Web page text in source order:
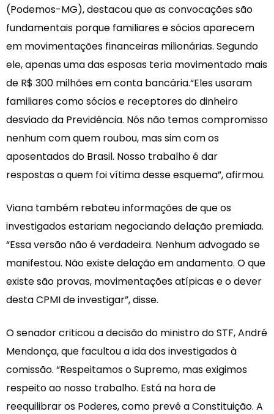
(Podemos-MG), destacou que as convocações são
fundamentais porque familiares e sócios aparecem
em movimentações financeiras milionárias. Segundo
ele, apenas uma das esposas teria movimentado mais
de R$ 300 milhões em conta bancária.“Eles usaram
familiares como sócios e receptores do dinheiro
desviado da Previdência. Nós não temos compromisso
nenhum com quem roubou, mas sim com os
aposentados do Brasil. Nosso trabalho é dar
respostas a quem foi vítima desse esquema”, afirmou.
Viana também rebateu informações de que os
investigados estariam negociando delação premiada.
“Essa versão não é verdadeira. Nenhum advogado se
manifestou. Não existe delação em andamento. O que
existe são provas, movimentações atípicas e o dever
desta CPMI de investigar”, disse.
O senador criticou a decisão do ministro do STF, André
Mendonça, que facultou a ida dos investigados à
comissão. “Respeitamos o Supremo, mas exigimos
respeito ao nosso trabalho. Está na hora de
reequilibrar os Poderes, como prevê a Constituição. A